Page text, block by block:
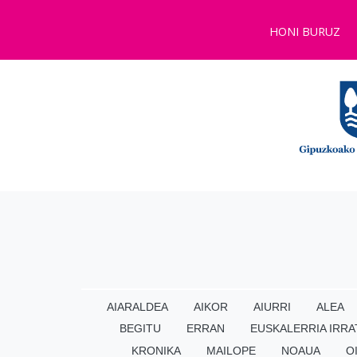
HONI BURUZ
AIARALDEA AIKOR AIURRI ALEA
BEGITU
ERRAN EUSKALERRIA
KRONIKA
MAILOPE NOAUA